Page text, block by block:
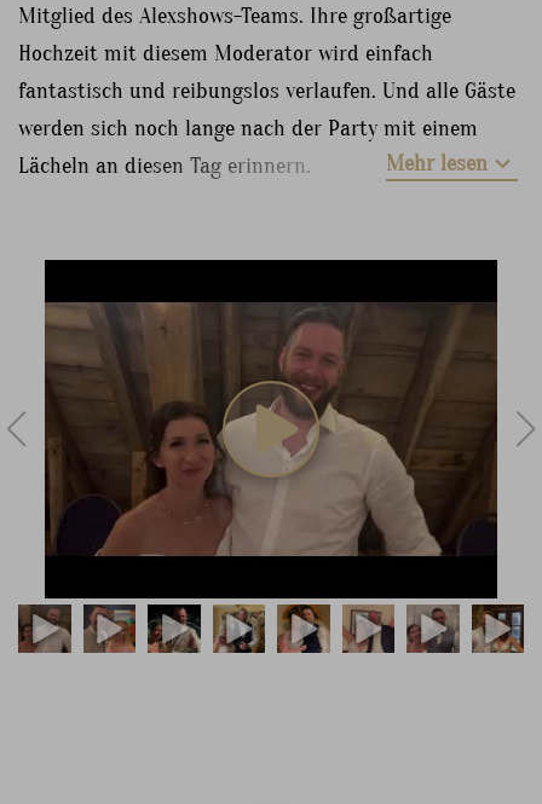
Mitglied des Alexshows-Teams. Ihre großartige
Hochzeit mit diesem Moderator wird einfach
fantastisch und reibungslos verlaufen. Und alle Gäste
werden sich noch lange nach der Party mit einem
Lächeln an diesen Tag erinnern.
Mehr lesen